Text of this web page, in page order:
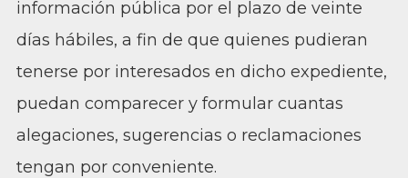
información pública por el plazo de veinte
días hábiles, a fin de que quienes pudieran
tenerse por interesados en dicho expediente,
puedan comparecer y formular cuantas
alegaciones, sugerencias o reclamaciones
tengan por conveniente.